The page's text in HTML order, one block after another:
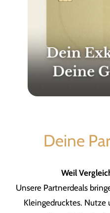
Deine
Weil
Unsere Partnerdeals
Kleingedrucktes. Nutze